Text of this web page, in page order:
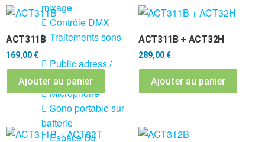
mixage
Contrôle DMX
Traitements sons
Public adress /
ligne 100V
Microphone
Sono portable sur
batterie
Espace DJ
ACT311B
169,00 €
Ajouter au panier
ACT311B + ACT32H
289,00 €
Ajouter au panier